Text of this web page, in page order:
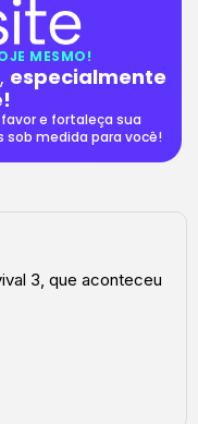
MESMO!
especialmente
e fortaleça sua
sob medida para você!
3, que aconteceu